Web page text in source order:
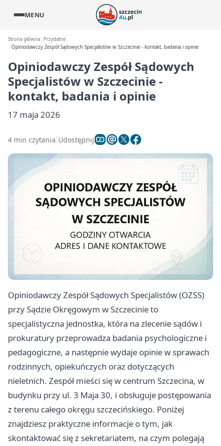
MENU
Strona główna
Przydatne
Opiniodawczy Zespół Sądowych Specjalistów w Szczecinie - kontakt, badania i opinie
Opiniodawczy Zespół Sądowych
Specjalistów w Szczecinie -
kontakt, badania i opinie
17 maja 2026
4 min czytania Udostępnij
Opiniodawczy Zespół Sądowych Specjalistów (OZSS)
przy Sądzie Okręgowym w Szczecinie to
specjalistyczna jednostka, która na zlecenie sądów i
prokuratury przeprowadza badania psychologiczne i
pedagogiczne, a następnie wydaje opinie w sprawach
rodzinnych, opiekuńczych oraz dotyczących
nieletnich. Zespół mieści się w centrum Szczecina, w
budynku przy ul. 3 Maja 30, i obsługuje postępowania
z terenu całego okręgu szczecińskiego. Poniżej
znajdziesz praktyczne informacje o tym, jak
skontaktować się z sekretariatem, na czym polegają